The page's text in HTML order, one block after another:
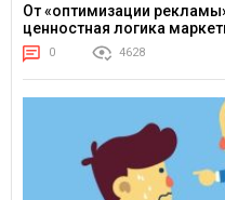
От «оптимизации
ценностная логика
0 4628